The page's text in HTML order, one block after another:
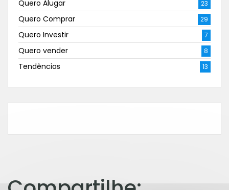
Quero Alugar 23
Quero Comprar 29
Quero Investir 7
Quero vender 8
Tendências 13